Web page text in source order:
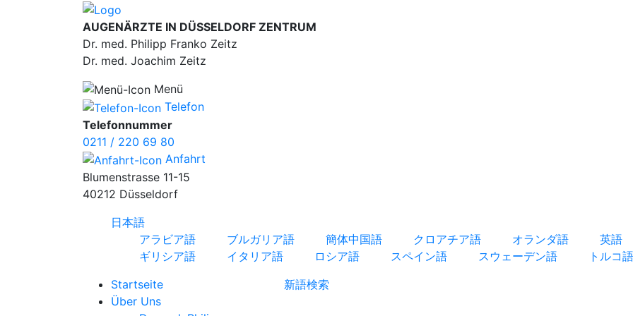
AUGENÄRZTE IN DÜSSELDORF ZENTRUM
Dr. med. Philipp Franko Zeitz
Dr. med. Joachim Zeitz
Menü
Telefon
Telefonnummer
0211 / 220 69 80
Anfahrt
Blumenstrasse 11-15
40212 Düsseldorf
日本語
アラビア語
ブルガリア語 簡体中国語 クロアチア語 オランダ語 英語
ギリシア語
イタリア語 ロシア語 スペイン語 スウェーデン語 トルコ語
Startseite
Über Uns
新語検索